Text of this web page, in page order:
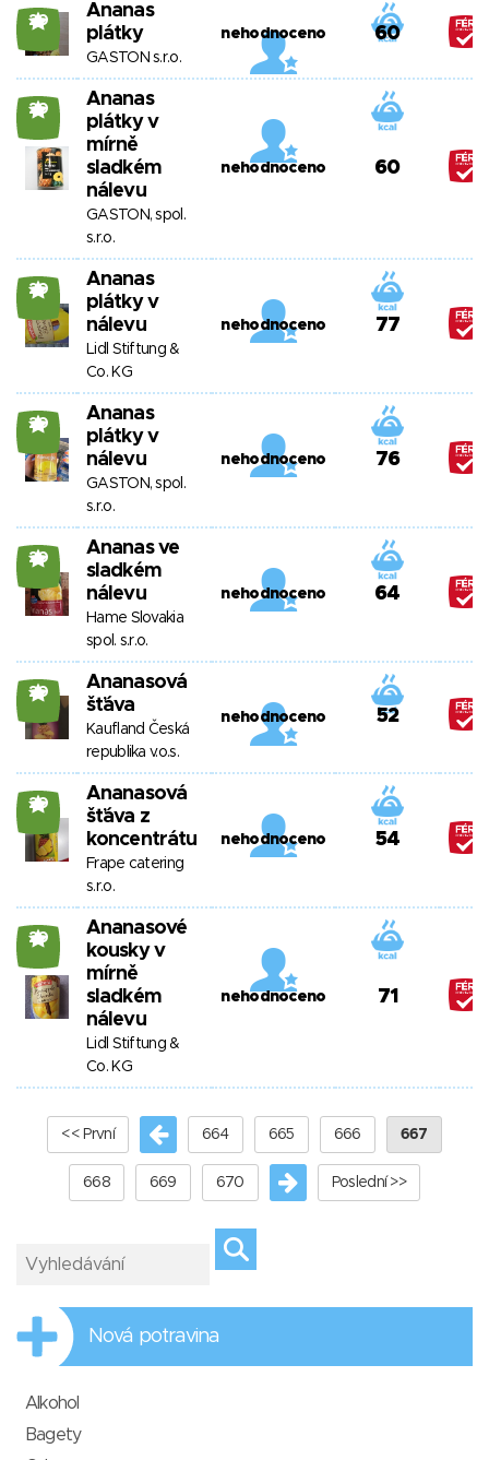
20
Ananas
plátky
GASTON s.r.o.
nehodnoceno 60
20
Ananas
plátky v
mírně
sladkém
nálevu
GASTON, spol.
s.r.o.
nehodnoceno 60
20
Ananas
plátky v
nálevu
Lidl Stiftung &
Co. KG
nehodnoceno 77
20
Ananas
plátky v
nálevu
GASTON, spol.
s.r.o.
nehodnoceno 76
20
Ananas ve
sladkém
nálevu
Hame Slovakia
spol. s.r.o.
nehodnoceno 64
20
Ananasová
šťáva
Kaufland Česká
republika v.o.s.
nehodnoceno 52
20
Ananasová
šťáva z
koncentrátu
Frape catering
s.r.o.
nehodnoceno 54
20
Ananasové
kousky v
mírně
sladkém
nálevu
Lidl Stiftung &
Co. KG
nehodnoceno 71
<< První 664 665 666 667
668 669 670 Poslední >>
Nová potravina
Alkohol
Bagety